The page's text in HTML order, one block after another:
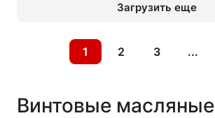
Загрузить еще
1 2 3 ...
Винтовые масляные